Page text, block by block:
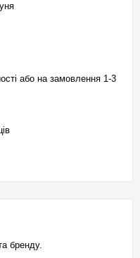
або на замовлення 1-3
бренду.